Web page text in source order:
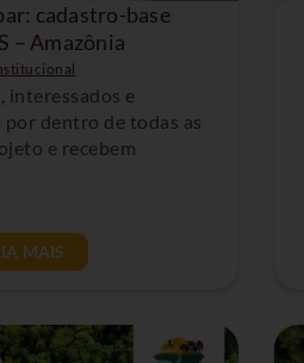
cadastro-base
– Amazônia
interessados e
dentro de todas as
e recebem
MAIS